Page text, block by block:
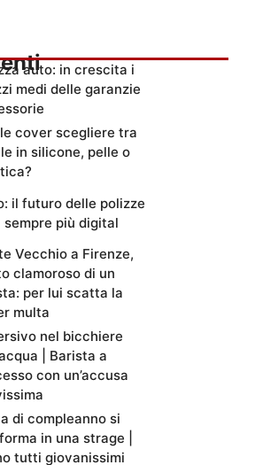
auto: in crescita i
medi delle garanzie
cover scegliere tra
in silicone, pelle o
il futuro delle polizze
sempre più digital
Vecchio a Firenze,
clamoroso di un
per lui scatta la
multa
nel bicchiere
| Barista a
con un’accusa
di compleanno si
in una strage |
tutti giovanissimi